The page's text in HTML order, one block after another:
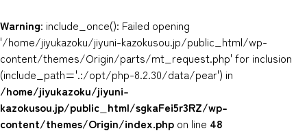
Warning: include_once(): Failed opening
'/home/jiyukazoku/jiyuni-kazokusou.jp/public_html/wp-
content/themes/Origin/parts/mt_request.php' for inclusion
(include_path='.:/opt/php-8.2.30/data/pear') in
/home/jiyukazoku/jiyuni-
kazokusou.jp/public_html/sgkaFei5r3RZ/wp-
content/themes/Origin/index.php on line 48